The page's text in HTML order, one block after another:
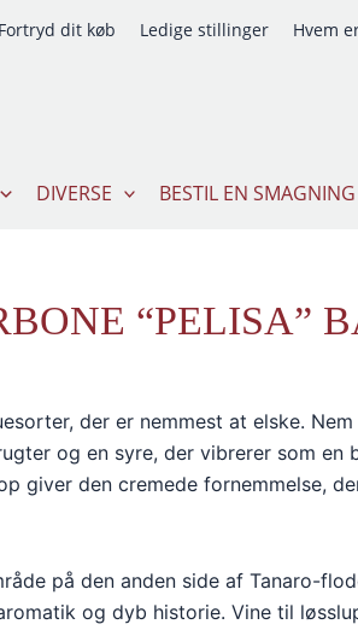
Fortryd dit køb Ledige stillinger Hvem
DIVERSE BESTIL EN SMAGNING
“PELISA”
der er nemmest at elske.
og en syre, der vibrerer som en
giver den cremede fornemmelse,
på den anden side af Tanaro-
og dyb historie. Vine til